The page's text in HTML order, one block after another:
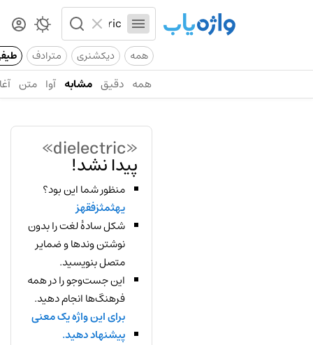
همه دیکشنری مترادف
همه دقیق مشابه آوا متن
«dielectric»
پیدا نشد!
منظور شما این بود؟
یهثمثزفقهز
شکل سادهٔ لغت را بدون
نوشتن وندها و ضمایر
متصل بنویسید.
این جست‌وجو را در همه
فرهنگ‌ها انجام دهید.
برای این واژه یک معنی
پیشنهاد دهید.